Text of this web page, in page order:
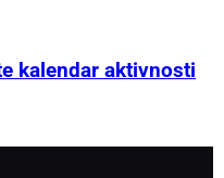
kalendar aktivnosti